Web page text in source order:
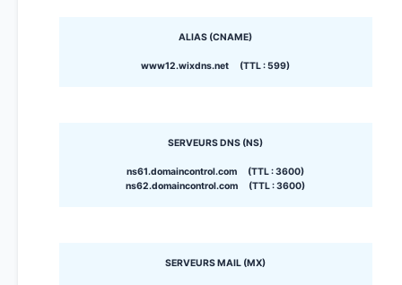
ALIAS (CNAME)
www12.wixdns.net (TTL : 599)
SERVEURS DNS (NS)
ns61.domaincontrol.com (TTL : 3600)
ns62.domaincontrol.com (TTL : 3600)
SERVEURS MAIL (MX)